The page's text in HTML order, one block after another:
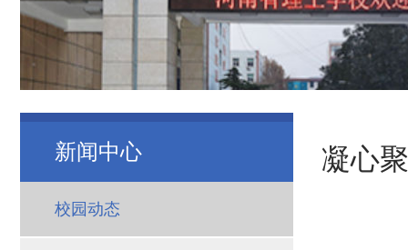
新闻中心
校园动态
凝心